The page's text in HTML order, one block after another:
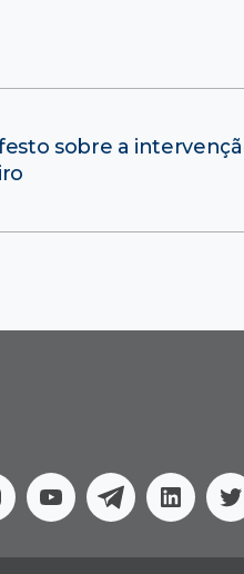
sobre a
YoutubeTelegram